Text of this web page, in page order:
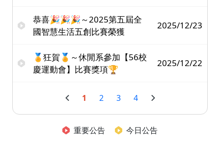
恭喜🎉🎉🎉～2025第五屆全
國智慧生活五創比賽榮獲
2025/12/23
🏅狂賀🏅～休閒系參加【56校
慶運動會】比賽獎項🏆
2025/12/22
1 2 3 4
重要公告
今日公告